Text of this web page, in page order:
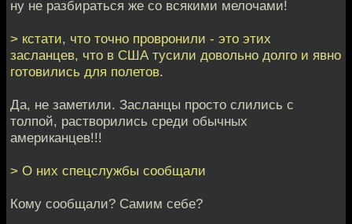
ну не разбираться же со всякими мелочами!
> кстати, что точно провронили - это этих
засланцев, что в США тусили довольно долго и явно
готовились для полетов.
Да, не заметили. Засланцы просто слились с
толпой, растворились среди обычных
американцев!!!
> О них спецслужбы сообщали
Кому сообщали? Самим себе?